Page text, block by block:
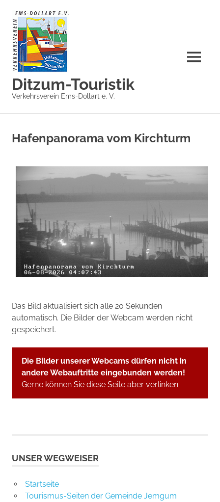
Inhalt
springen
Ditzum-Touristik
Verkehrsverein Ems-Dollart e. V.
MENÜ
Hafenpanorama vom Kirchturm
Das Bild aktualisiert sich alle 20 Sekunden
automatisch. Die Bilder der Webcam werden nicht
gespeichert.
Die Bilder unserer Webcams dürfen nicht in
andere Webauftritte eingebunden werden!
Gerne können Sie diese Seite aber verlinken.
UNSER WEGWEISER
Startseite
Tourismus-Seiten der Gemeinde Jemgum